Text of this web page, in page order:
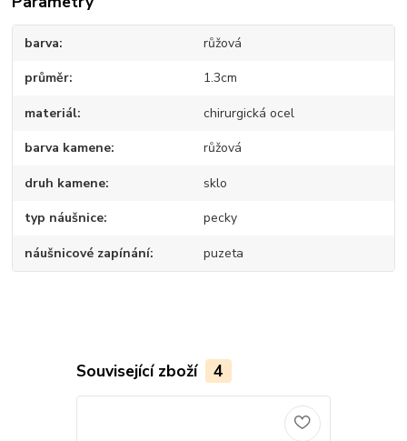
barva růžová
průměr 1.3cm
materiál chirurgická ocel
barva kamene růžová
druh kamene sklo
typ náušnice pecky
náušnicové zapínání puzeta
Související zboží 4